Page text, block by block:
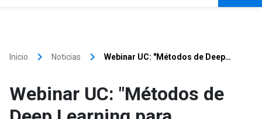
Inicio keyboard_arrow_right Noticias keyboard_arrow_right
Webinar UC: "Métodos de Deep
Webinar UC: "Métodos de